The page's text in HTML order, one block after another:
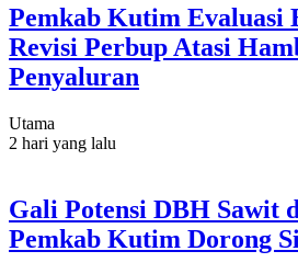
Pemkab Kutim Evaluasi
Revisi Perbup Atasi
Penyaluran
Utama
2 hari yang lalu
Gali Potensi DBH Sawit
Pemkab Kutim Dorong